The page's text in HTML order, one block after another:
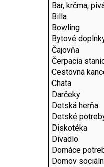
Bar, krčma,
Billa
Bowling
Bytové
Čajovňa
Čerpacia
Cestovná
Chata
Darčeky
Detská herňa
Detské
Diskotéka
Divadlo
Domáce
Domov